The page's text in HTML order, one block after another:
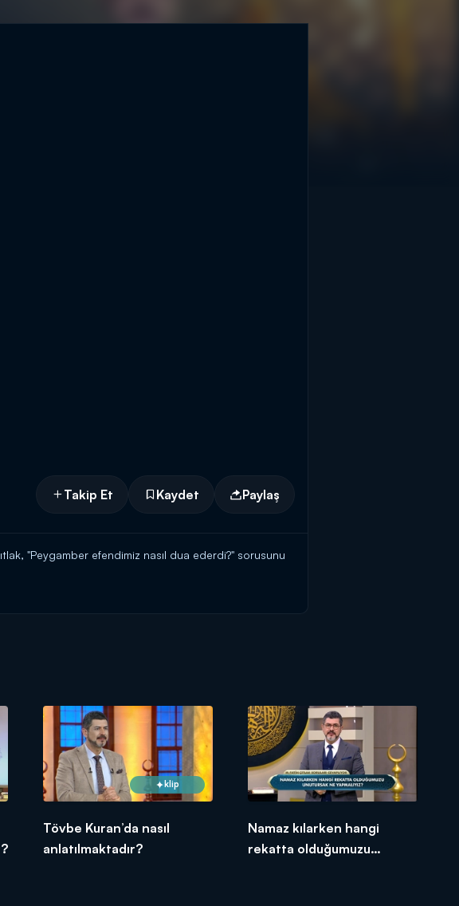
Takip Et Kaydet Paylaş
"Peygamber efendimiz nasıl dua ederdi?" sorusunu
klip
Tövbe Kuran’da nasıl
anlatılmaktadır?
Namaz kılarken hangi
rekatta olduğumuzu